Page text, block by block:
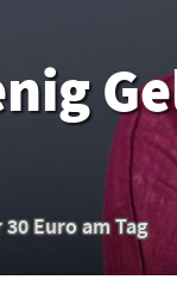
Euro am Tag